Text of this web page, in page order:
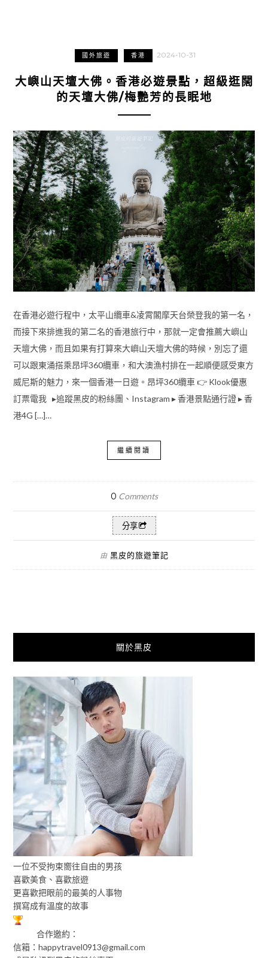
國外旅遊 香港 2024-10-31
大嶼山天壇大佛。香港必遊景點，超級逛闊
的天壇大佛/梅艷芳的長眠地
在香港必遊行程中，太平山纜車&凌霄閣摩天台榮登我的第一名，
而接下來排進我的第二名的香港旅行中，那就一定會推薦大嶼山
天壇大佛，而且如果有打算來大嶼山天壇大佛的時候，別忘了還
可以跟東涌搭乘昂坪360纜車，和大澳漁村排在一起順便感受東方
威尼斯的魅力，來一個香港一日遊。昂坪360纜車 👉 Klook優惠
訂票電我 ▸追蹤黑皮的粉絲團、Instagram ▸ 香港景點通行證 ▸ 香
港4G […]…
繼續閱讀
0 Comments
分享
由 黑皮的旅遊筆記
關於黑皮
一位不受拘束嚮往自由的男孩
喜歡美食、喜歡旅遊
更喜歡把眼前的最美的人事物
撰寫成有溫度的故事
合作邀約：
信箱：happytravel0913@gmail.com